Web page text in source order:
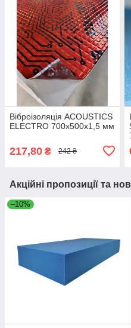
Віброізоляція ACOUSTICS
ELECTRO 700x500x1,5 мм
217,80 ₴ 242 ₴
Акційні пропозиції та
–10%